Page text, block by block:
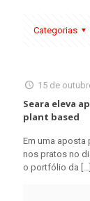
Categorias
15 de
Seara eleva
plant based
Em uma aposta
nos pratos no
o portfólio da […]